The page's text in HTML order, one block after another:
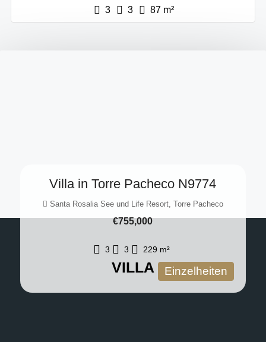
3 3 87 m²
Villa in Torre Pacheco N9774
Santa Rosalia See und Life Resort, Torre Pacheco
€755,000
3 3 229 m²
VILLA Einzelheiten